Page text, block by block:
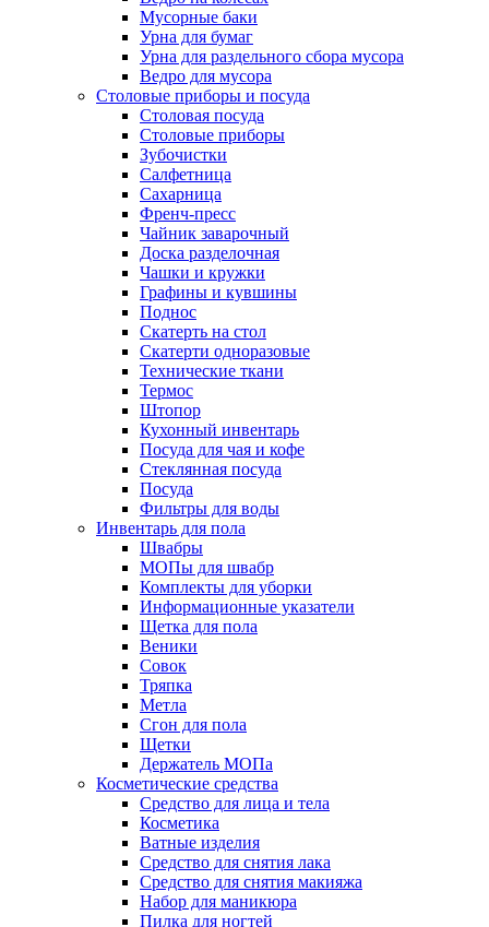
Мусорные баки
Урна для бумаг
Урна для раздельного сбора мусора
Ведро для мусора
Столовые приборы и посуда
Столовая посуда
Столовые приборы
Зубочистки
Салфетница
Сахарница
Френч-пресс
Чайник заварочный
Доска разделочная
Чашки и кружки
Графины и кувшины
Поднос
Скатерть на стол
Скатерти одноразовые
Технические ткани
Термос
Штопор
Кухонный инвентарь
Посуда для чая и кофе
Стеклянная посуда
Посуда
Фильтры для воды
Инвентарь для пола
Швабры
МОПы для швабр
Комплекты для уборки
Информационные указатели
Щетка для пола
Веники
Совок
Тряпка
Метла
Сгон для пола
Щетки
Держатель МОПа
Косметические средства
Средство для лица и тела
Косметика
Ватные изделия
Средство для снятия лака
Средство для снятия макияжа
Набор для маникюра
Пилка для ногтей